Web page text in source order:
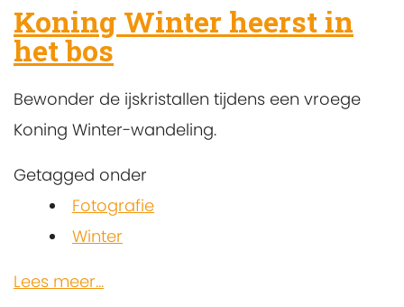
Koning Winter heerst in
het bos
Bewonder de ijskristallen tijdens een vroege
Koning Winter-wandeling.
Getagged onder
Fotografie
Winter
Lees meer...